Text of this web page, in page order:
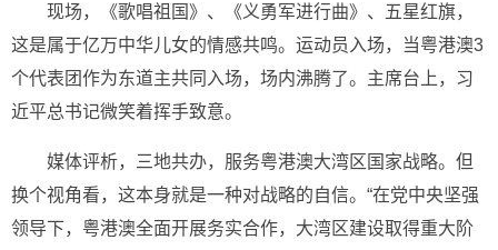
现场，《歌唱祖国》、《义勇军进行曲》、五星红旗，
这是属于亿万中华儿女的情感共鸣。运动员入场，当粤港澳3
个代表团作为东道主共同入场，场内沸腾了。主席台上，习
近平总书记微笑着挥手致意。
媒体评析，三地共办，服务粤港澳大湾区国家战略。但
换个视角看，这本身就是一种对战略的自信。“在党中央坚强
领导下，粤港澳全面开展务实合作，大湾区建设取得重大阶